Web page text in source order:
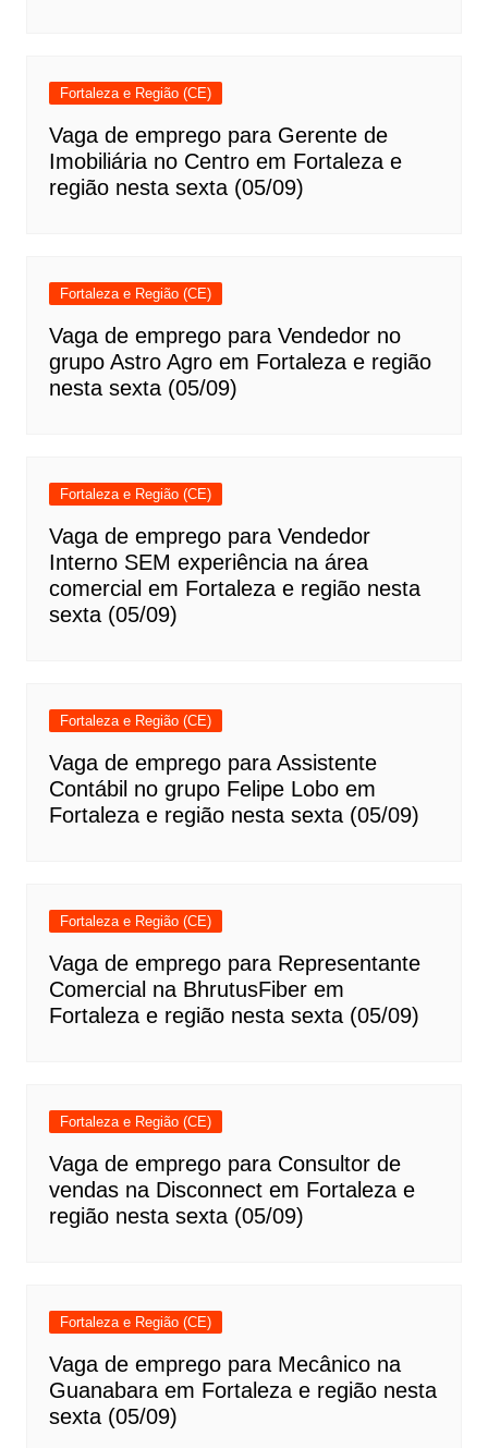
Fortaleza e Região (CE)
Vaga de emprego para Gerente de
Imobiliária no Centro em Fortaleza e
região nesta sexta (05/09)
Fortaleza e Região (CE)
Vaga de emprego para Vendedor no
grupo Astro Agro em Fortaleza e região
nesta sexta (05/09)
Fortaleza e Região (CE)
Vaga de emprego para Vendedor
Interno SEM experiência na área
comercial em Fortaleza e região nesta
sexta (05/09)
Fortaleza e Região (CE)
Vaga de emprego para Assistente
Contábil no grupo Felipe Lobo em
Fortaleza e região nesta sexta (05/09)
Fortaleza e Região (CE)
Vaga de emprego para Representante
Comercial na BhrutusFiber em
Fortaleza e região nesta sexta (05/09)
Fortaleza e Região (CE)
Vaga de emprego para Consultor de
vendas na Disconnect em Fortaleza e
região nesta sexta (05/09)
Fortaleza e Região (CE)
Vaga de emprego para Mecânico na
Guanabara em Fortaleza e região nesta
sexta (05/09)